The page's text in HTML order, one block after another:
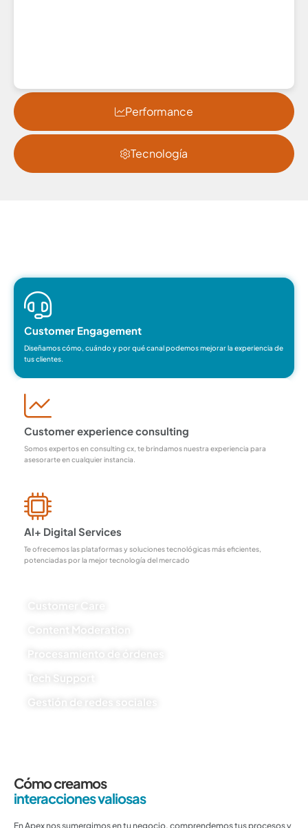
Performance
Tecnología
Customer Engagement
Diseñamos cómo, cuándo y por qué canal podemos mejorar la experiencia de
tus clientes.
Customer experience consulting
Somos expertos en consulting cx, te brindamos nuestra experiencia para
asesorarte en cualquier instancia.
Al+ Digital Services
Te ofrecemos las plataformas y soluciones tecnológicas más eficientes,
potenciadas por la mejor tecnología del mercado
Customer Care
Content Moderation
Procesamiento de órdenes
Tech Support
Gestión de redes sociales
Cómo creamos
interacciones valiosas
En Apex nos sumergimos en tu negocio, comprendemos tus procesos y